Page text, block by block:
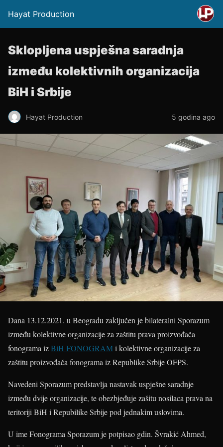
Hayat Production
Sklopljena uspješna saradnja
između kolektivnih organizacija
BiH i Srbije
Hayat Production 5 godina ago
Dana 13.12.2021. u Beogradu zaključen je bilateralni Sporazum
između kolektivne organizacije za zaštitu prava proizvođača
fonograma izBiH FONOGRAMi kolektivne organizacije za
zaštitu proizvođača fonograma iz Republike Srbije OFPS.
Navedeni Sporazum predstavlja nastavak uspješne saradnje
između dvije organizacije, te obezbjeđuje zašitu nosilaca prava na
teritoriji BiH i Repubilike Srbije pod jednakim uslovima.
U ime Fonograma Sporazum je potpisao gdin. Švrakić Ahmed,